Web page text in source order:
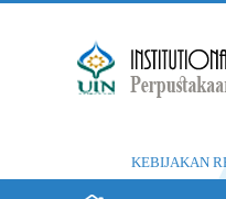
KEBIJAKAN